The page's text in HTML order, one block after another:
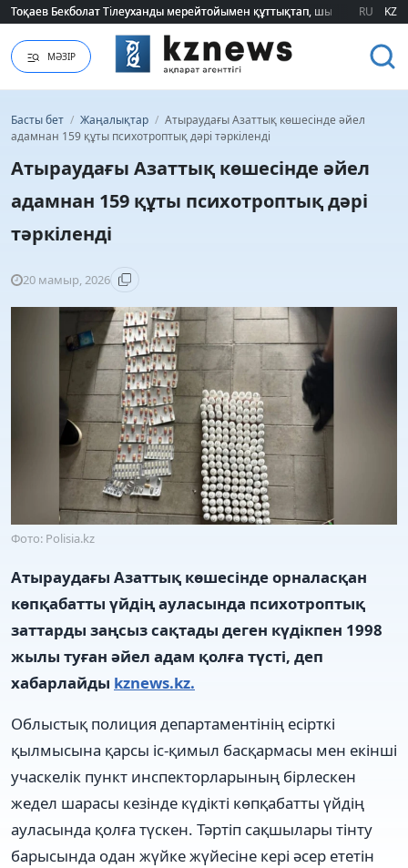
Тоқаев Бекболат Тілеуханды мерейтойымен құттықтап, шығармашылық
Тоқаев Бекболат Тілеуханды мерейтойымен құттықтап, шығармашылық
RU KZ
МӘЗІР
Басты бет / Жаңалықтар / Атыраудағы Азаттық көшесінде әйел
адамнан 159 құты психотроптық дәрі тәркіленді
Атыраудағы Азаттық көшесінде әйел
адамнан 159 құты психотроптық дәрі
тәркіленді
20 мамыр, 2026
Фото: Polisia.kz
Атыраудағы Азаттық көшесінде орналасқан
көпқабатты үйдің ауласында психотроптық
заттарды заңсыз сақтады деген күдікпен 1998
жылы туған әйел адам қолға түсті, деп
хабарлайды kznews.kz.
Облыстық полиция департаментінің есірткі
қылмысына қарсы іс-қимыл басқармасы мен екінші
учаскелік пункт инспекторларының бірлескен
жедел шарасы кезінде күдікті көпқабатты үйдің
ауласында қолға түскен. Тәртіп сақшылары тінту
барысында одан жүйке жүйесіне кері әсер ететін